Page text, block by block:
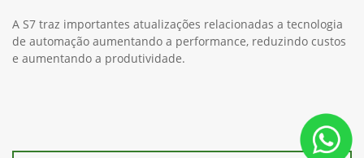
A S7 traz importantes atualizações relacionadas a tecnologia
de automação aumentando a performance, reduzindo custos
e aumentando a produtividade.